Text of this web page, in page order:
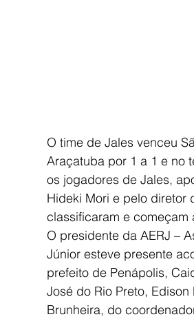
O time de Jales venceu
Araçatuba por 1 a 1 e no
os jogadores de Jales,
Hideki Mori e pelo diretor
classificaram e começam
O presidente da AERJ –
Júnior esteve presente
prefeito de Penápolis,
José do Rio Preto,
Brunheira, do